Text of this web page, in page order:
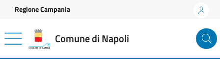
Vai ai contenuti
Vai al footer
Regione Campania
Comune di Napoli